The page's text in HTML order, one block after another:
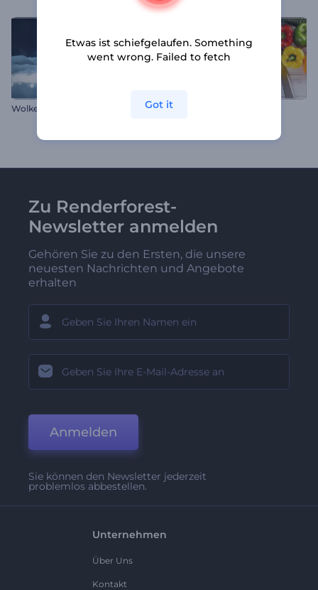
W
olken-Wünsche Logo-Enthüllung Koch-Toolkit
Zu Renderforest-
Newsletter anmelden
Gehören Sie zu den Ersten, die unsere
neuesten Nachrichten und Angebote
erhalten
Anmelden
Sie können den Newsletter jederzeit
problemlos abbestellen.
Unternehmen
Über Uns
Kontakt
Etwas ist schiefgelaufen. Something
went wrong. Failed to fetch
Got it